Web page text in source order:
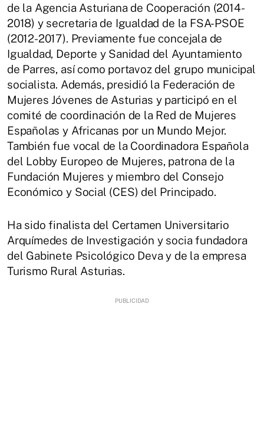
de la Agencia Asturiana de Cooperación (2014-
2018) y secretaria de Igualdad de la FSA-PSOE
(2012-2017). Previamente fue concejala de
Igualdad, Deporte y Sanidad del Ayuntamiento
de Parres, así como portavoz del grupo municipal
socialista. Además, presidió la Federación de
Mujeres Jóvenes de Asturias y participó en el
comité de coordinación de la Red de Mujeres
Españolas y Africanas por un Mundo Mejor.
También fue vocal de la Coordinadora Española
del Lobby Europeo de Mujeres, patrona de la
Fundación Mujeres y miembro del Consejo
Económico y Social (CES) del Principado.
Ha sido finalista del Certamen Universitario
Arquímedes de Investigación y socia fundadora
del Gabinete Psicológico Deva y de la empresa
Turismo Rural Asturias.